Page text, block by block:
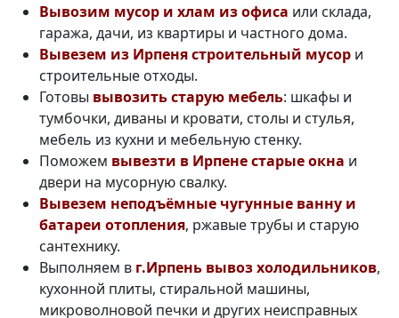
Вывозим мусор и хлам из офиса или склада,
гаража, дачи, из квартиры и частного дома.
Вывезем из Ирпеня строительный мусор и
строительные отходы.
Готовы вывозить старую мебель: шкафы и
тумбочки, диваны и кровати, столы и стулья,
мебель из кухни и мебельную стенку.
Поможем вывезти в Ирпене старые окна и
двери на мусорную свалку.
Вывезем неподъёмные чугунные ванну и
батареи отопления, ржавые трубы и старую
сантехнику.
Выполняем в г.Ирпень вывоз холодильников,
кухонной плиты, стиральной машины,
микроволновой печки и других неисправных